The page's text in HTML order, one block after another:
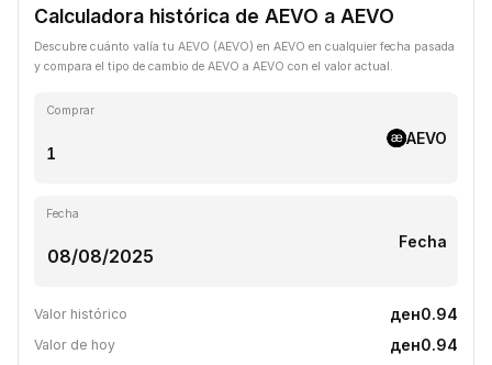
Calculadora histórica de AEVO a AEVO
Descubre cuánto valía tu AEVO (AEVO) en AEVO en cualquier fecha pasada
y compara el tipo de cambio de AEVO a AEVO con el valor actual.
Comprar
AEVO
Fecha
Fecha
Valor histórico ден0.94
Valor de hoy ден0.94